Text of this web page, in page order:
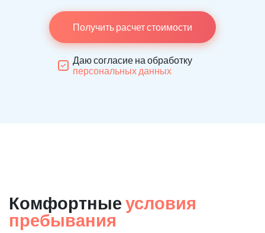
Получить расчет стоимости
Даю согласие на обработку
персональных данных
Комфортные условия
пребывания